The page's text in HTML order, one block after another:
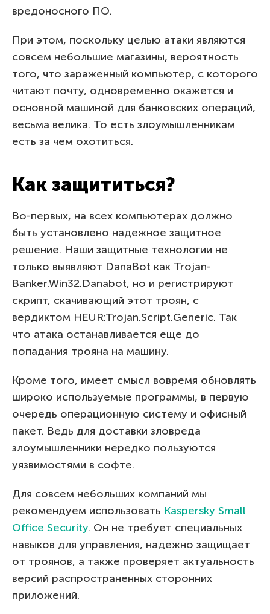
вредоносного ПО.
При этом, поскольку целью атаки являются
совсем небольшие магазины, вероятность
того, что зараженный компьютер, с которого
читают почту, одновременно окажется и
основной машиной для банковских операций,
весьма велика. То есть злоумышленникам
есть за чем охотиться.
Как защититься?
Во-первых, на всех компьютерах должно
быть установлено надежное защитное
решение. Наши защитные технологии не
только выявляют DanaBot как Trojan-
Banker.Win32.Danabot, но и регистрируют
скрипт, скачивающий этот троян, с
вердиктом HEUR:Trojan.Script.Generic. Так
что атака останавливается еще до
попадания трояна на машину.
Кроме того, имеет смысл вовремя обновлять
широко используемые программы, в первую
очередь операционную систему и офисный
пакет. Ведь для доставки зловреда
злоумышленники нередко пользуются
уязвимостями в софте.
Для совсем небольших компаний мы
рекомендуем использовать Kaspersky Small
Office Security. Он не требует специальных
навыков для управления, надежно защищает
от троянов, а также проверяет актуальность
версий распространенных сторонних
приложений.